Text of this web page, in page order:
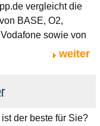
vergleicht die
BASE, O2,
sowie von
weiter
der beste für Sie?